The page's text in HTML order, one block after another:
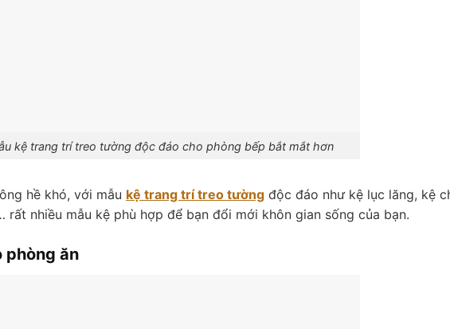
kệ trang trí treo tường độc đáo cho phòng bếp bắt mắt hơn
hề khó, với mẫu kệ trang trí treo tường độc đáo như kệ lục lăng, kệ
rất nhiều mẫu kệ phù hợp để bạn đổi mới khôn gian sống của bạn.
phòng ăn